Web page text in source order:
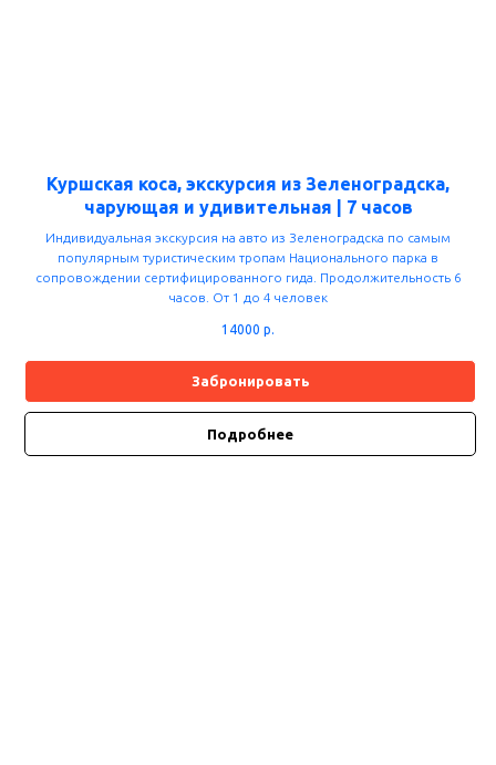
Куршская коса, экскурсия из Зеленоградска,
чарующая и удивительная | 7 часов
Индивидуальная экскурсия на авто из Зеленоградска по самым
популярным туристическим тропам Национального парка в
сопровождении сертифицированного гида. Продолжительность 6
часов. От 1 до 4 человек
14000 р.
Забронировать
Подробнее